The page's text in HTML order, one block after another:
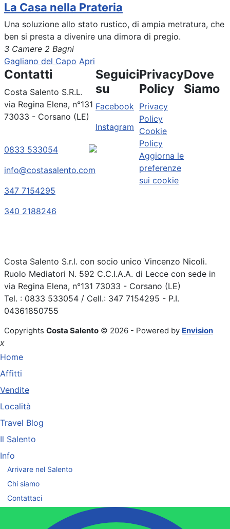
La Casa nella Prateria
Una soluzione allo stato rustico, di ampia metratura, che
ben si presta a divenire una dimora di pregio.
3 Camere 2 Bagni
Gagliano del Capo Apri
Contatti
Costa Salento S.R.L.
via Regina Elena, n°131
73033 - Corsano (LE)
0833 533054
info@costasalento.com
347 7154295
340 2188246
Seguici
su
Facebook
Instagram
Privacy
Policy
Privacy
Policy
Cookie
Policy
Aggiorna le
preferenze
sui cookie
Dove
Siamo
Costa Salento S.r.l. con socio unico Vincenzo Nicolì.
Ruolo Mediatori N. 592 C.C.I.A.A. di Lecce con sede in
via Regina Elena, n°131 73033 - Corsano (LE)
Tel. : 0833 533054 / Cell.: 347 7154295 - P.I.
04361850755
Copyrights Costa Salento © 2026 - Powered by Envision
x
Home
Affitti
Vendite
Località
Travel Blog
Il Salento
Info
Arrivare nel Salento
Chi siamo
Contattaci